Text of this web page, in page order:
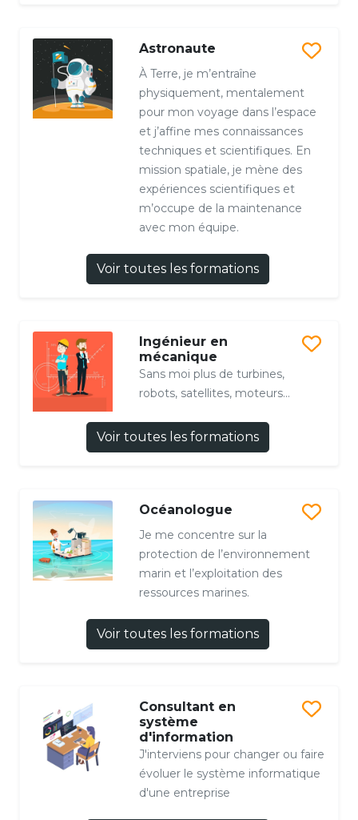
Astronaute
À Terre, je m’entraîne
physiquement, mentalement
pour mon voyage dans l’espace
et j’affine mes connaissances
techniques et scientifiques. En
mission spatiale, je mène des
expériences scientifiques et
m’occupe de la maintenance
avec mon équipe.
Voir toutes les formations
Ingénieur en
mécanique
Sans moi plus de turbines,
robots, satellites, moteurs...
Voir toutes les formations
Océanologue
Je me concentre sur la
protection de l’environnement
marin et l’exploitation des
ressources marines.
Voir toutes les formations
Consultant en
système
d'information
J'interviens pour changer ou faire
évoluer le système informatique
d'une entreprise